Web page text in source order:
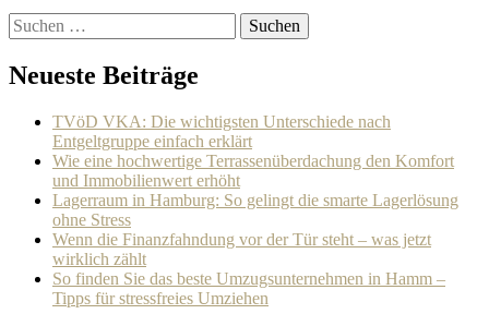
Suchen
nach:
Neueste Beiträge
TVöD VKA: Die wichtigsten Unterschiede nach
Entgeltgruppe einfach erklärt
Wie eine hochwertige Terrassenüberdachung den Komfort
und Immobilienwert erhöht
Lagerraum in Hamburg: So gelingt die smarte Lagerlösung
ohne Stress
Wenn die Finanzfahndung vor der Tür steht – was jetzt
wirklich zählt
So finden Sie das beste Umzugsunternehmen in Hamm –
Tipps für stressfreies Umziehen